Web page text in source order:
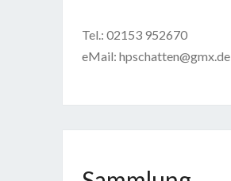
Tel.: 02153 952670
eMail: hpschatten@gmx.de